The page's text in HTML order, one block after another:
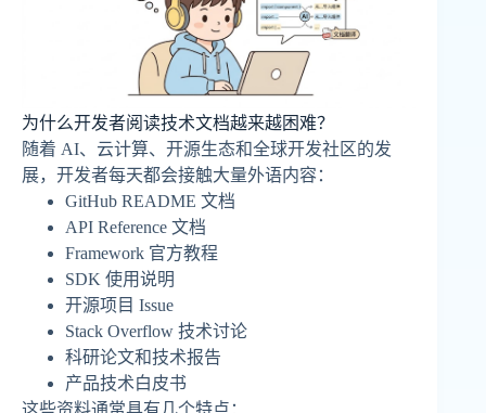
为什么开发者阅读技术文档越来越困难？
随着 AI、云计算、开源生态和全球开发社区的发
展，开发者每天都会接触大量外语内容：
GitHub README 文档
API Reference 文档
Framework 官方教程
SDK 使用说明
开源项目 Issue
Stack Overflow 技术讨论
科研论文和技术报告
产品技术白皮书